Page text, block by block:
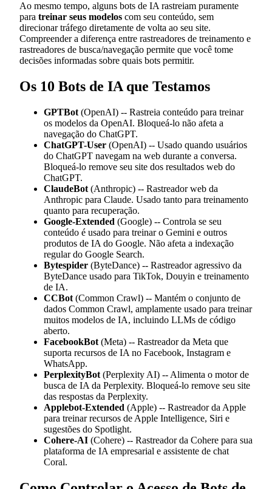
Ao mesmo tempo, alguns bots de IA rastreiam puramente
para treinar seus modelos com seu conteúdo, sem
direcionar tráfego diretamente de volta ao seu site.
Compreender a diferença entre rastreadores de treinamento e
rastreadores de busca/navegação permite que você tome
decisões informadas sobre quais bots permitir.
Os 10 Bots de IA que Testamos
GPTBot (OpenAI) -- Rastreia conteúdo para treinar
os modelos da OpenAI. Bloqueá-lo não afeta a
navegação do ChatGPT.
ChatGPT-User (OpenAI) -- Usado quando usuários
do ChatGPT navegam na web durante a conversa.
Bloqueá-lo remove seu site dos resultados web do
ChatGPT.
ClaudeBot (Anthropic) -- Rastreador web da
Anthropic para Claude. Usado tanto para treinamento
quanto para recuperação.
Google-Extended (Google) -- Controla se seu
conteúdo é usado para treinar o Gemini e outros
produtos de IA do Google. Não afeta a indexação
regular do Google Search.
Bytespider (ByteDance) -- Rastreador agressivo da
ByteDance usado para TikTok, Douyin e treinamento
de IA.
CCBot (Common Crawl) -- Mantém o conjunto de
dados Common Crawl, amplamente usado para treinar
muitos modelos de IA, incluindo LLMs de código
aberto.
FacebookBot (Meta) -- Rastreador da Meta que
suporta recursos de IA no Facebook, Instagram e
WhatsApp.
PerplexityBot (Perplexity AI) -- Alimenta o motor de
busca de IA da Perplexity. Bloqueá-lo remove seu site
das respostas da Perplexity.
Applebot-Extended (Apple) -- Rastreador da Apple
para treinar recursos de Apple Intelligence, Siri e
sugestões do Spotlight.
Cohere-AI (Cohere) -- Rastreador da Cohere para sua
plataforma de IA empresarial e assistente de chat
Coral.